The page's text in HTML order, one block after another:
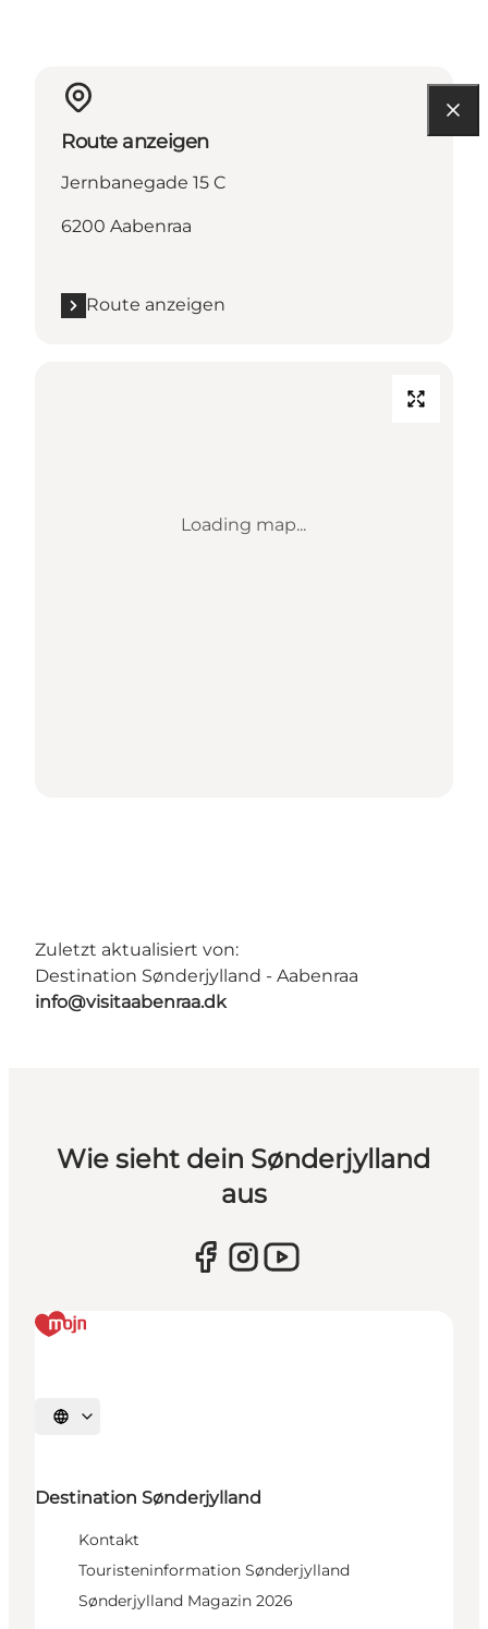
Route anzeigen
Jernbanegade 15 C
6200 Aabenraa
Route anzeigen
Loading map...
Zuletzt aktualisiert von:
Destination Sønderjylland - Aabenraa
info@visitaabenraa.dk
Wie sieht dein Sønderjylland
aus
Sprache auswählen
Destination Sønderjylland
Kontakt
Touristeninformation Sønderjylland
Sønderjylland Magazin 2026